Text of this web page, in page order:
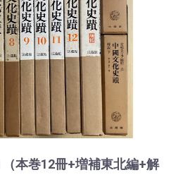
本巻12冊+増補東北編+解